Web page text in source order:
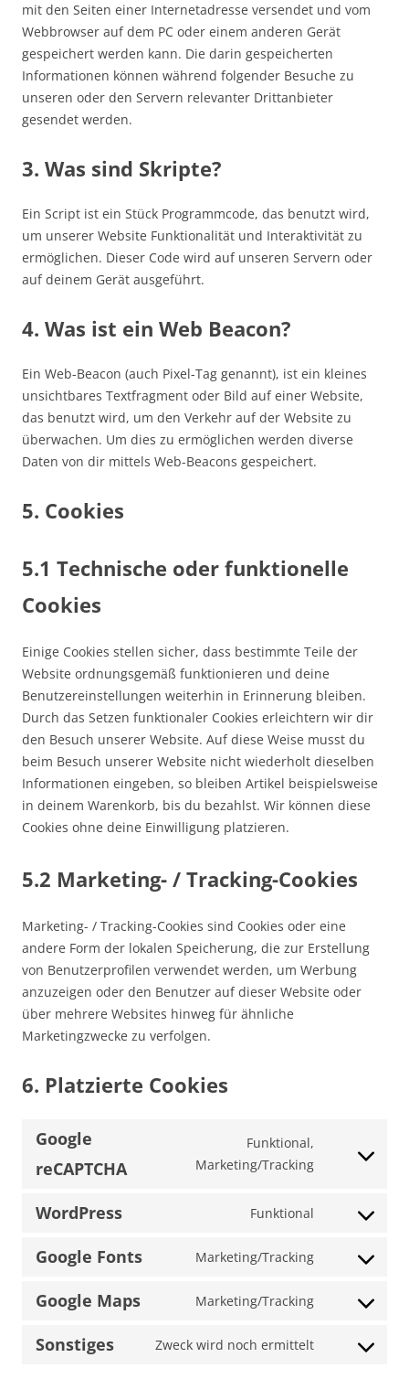
mit den Seiten einer Internetadresse versendet und vom
Webbrowser auf dem PC oder einem anderen Gerät
gespeichert werden kann. Die darin gespeicherten
Informationen können während folgender Besuche zu
unseren oder den Servern relevanter Drittanbieter
gesendet werden.
3. Was sind Skripte?
Ein Script ist ein Stück Programmcode, das benutzt wird,
um unserer Website Funktionalität und Interaktivität zu
ermöglichen. Dieser Code wird auf unseren Servern oder
auf deinem Gerät ausgeführt.
4. Was ist ein Web Beacon?
Ein Web-Beacon (auch Pixel-Tag genannt), ist ein kleines
unsichtbares Textfragment oder Bild auf einer Website,
das benutzt wird, um den Verkehr auf der Website zu
überwachen. Um dies zu ermöglichen werden diverse
Daten von dir mittels Web-Beacons gespeichert.
5. Cookies
5.1 Technische oder funktionelle
Cookies
Einige Cookies stellen sicher, dass bestimmte Teile der
Website ordnungsgemäß funktionieren und deine
Benutzereinstellungen weiterhin in Erinnerung bleiben.
Durch das Setzen funktionaler Cookies erleichtern wir dir
den Besuch unserer Website. Auf diese Weise musst du
beim Besuch unserer Website nicht wiederholt dieselben
Informationen eingeben, so bleiben Artikel beispielsweise
in deinem Warenkorb, bis du bezahlst. Wir können diese
Cookies ohne deine Einwilligung platzieren.
5.2 Marketing- / Tracking-Cookies
Marketing- / Tracking-Cookies sind Cookies oder eine
andere Form der lokalen Speicherung, die zur Erstellung
von Benutzerprofilen verwendet werden, um Werbung
anzuzeigen oder den Benutzer auf dieser Website oder
über mehrere Websites hinweg für ähnliche
Marketingzwecke zu verfolgen.
6. Platzierte Cookies
Google
reCAPTCHA
Funktional,
Marketing/Tracking
Consent
service
recaptcha
WordPress Funktional
Consent
service
Google Fonts Marketing/Tracking
Consent
service
Google Maps Marketing/Tracking
Consent
service
Sonstiges Zweck wird noch ermittelt
Consent